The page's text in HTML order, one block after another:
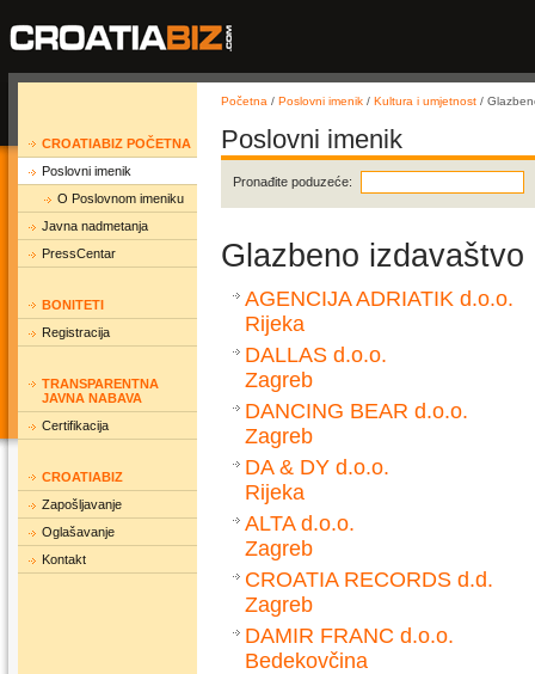
CROATIABIZ POČETNA
Poslovni imenik
O Poslovnom imeniku
Javna nadmetanja
PressCentar
BONITETI
Registracija
TRANSPARENTNA
JAVNA NABAVA
Certifikacija
CROATIABIZ
Zapošljavanje
Oglašavanje
Kontakt
Početna / Poslovni imenik / Kultura i umjetnost /
Poslovni imenik
Pronađite poduzeće:
Glazbeno
AGENCIJA ADRIATIK d.o.o.
Rijeka
DALLAS d.o.o.
Zagreb
DANCING BEAR d.o.o.
Zagreb
DA & DY d.o.o.
Rijeka
ALTA d.o.o.
Zagreb
CROATIA RECORDS d.d.
Zagreb
DAMIR FRANC d.o.o.
Bedekovčina